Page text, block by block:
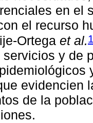
en el
el recurso
Ortega et al.
y de
evidencien
de la